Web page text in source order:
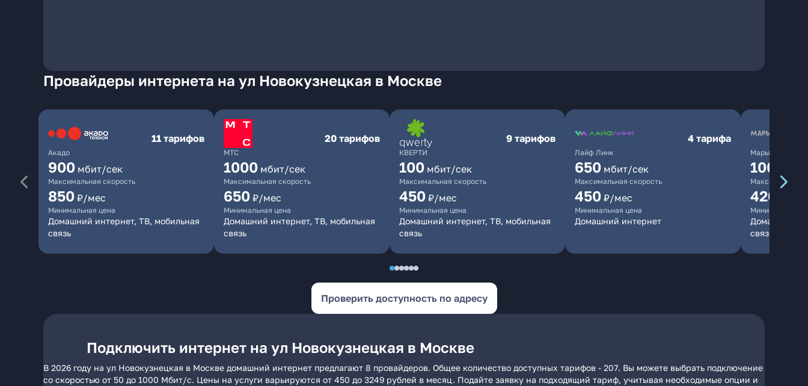
Провайдеры интернета на ул Новокузнецкая в Москве
Акадо
11 тарифов
900 мбит/сек
Максимальная скорость
850 ₽/мес
Минимальная цена
Домашний интернет, ТВ, мобильная
связь
МТС
20 тарифов
1000 мбит/сек
Максимальная скорость
650 ₽/мес
Минимальная цена
Домашний интернет, ТВ, мобильная
связь
КВЕРТИ
9 тарифов
100 мбит/сек
Максимальная скорость
450 ₽/мес
Минимальная цена
Домашний интернет, ТВ, мобильная
связь
Лайф Линк
4 тарифа
650 мбит/сек
Максимальная скорость
450 ₽/мес
Минимальная цена
Домашний интернет
Марьино.нет
10000
Максимальная
420
Минимальная
Домашний
связь
Проверить доступность по адресу
Подключить интернет на ул Новокузнецкая в Москве
В 2026 году на ул Новокузнецкая в Москве домашний интернет предлагают 8 провайдеров. Общее количество доступных тарифов - 207. Вы можете выбрать подключение
со скоростью от 50 до 1000 Мбит/с. Цены на услуги варьируются от 450 до 3249 рублей в месяц. Подайте заявку на подходящий тариф, учитывая необходимые опции и